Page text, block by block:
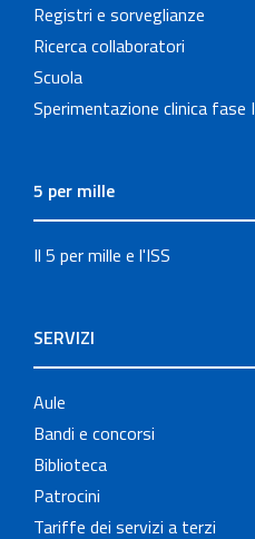
Registri e sorveglianze
Ricerca collaboratori
Scuola
Sperimentazione clinica fase I
5 per mille
Il 5 per mille e l'ISS
SERVIZI
Aule
Bandi e concorsi
Biblioteca
Patrocini
Tariffe dei servizi a terzi